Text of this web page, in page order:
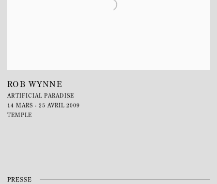
ROB WYNNE
ARTIFICIAL PARADISE
14 MARS - 25 AVRIL 2009
TEMPLE
PRESSE